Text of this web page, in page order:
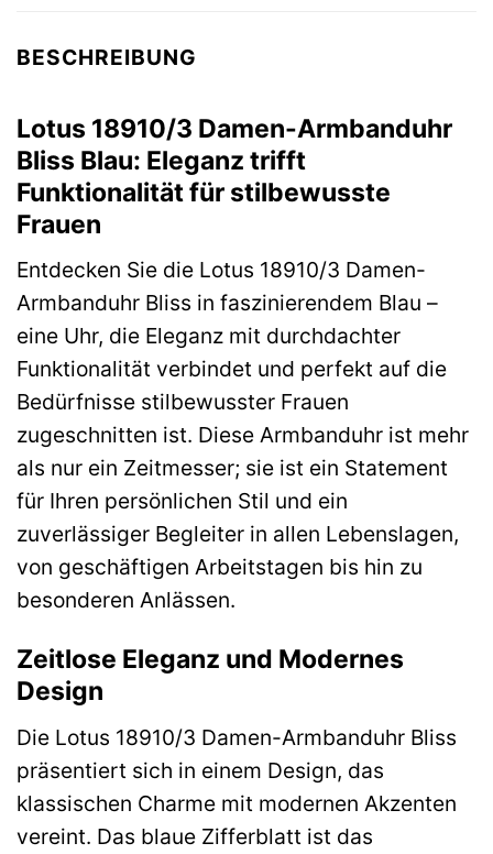
BESCHREIBUNG
Lotus 18910/3 Damen-Armbanduhr
Bliss Blau: Eleganz trifft
Funktionalität für stilbewusste
Frauen
Entdecken Sie die Lotus 18910/3 Damen-
Armbanduhr Bliss in faszinierendem Blau –
eine Uhr, die Eleganz mit durchdachter
Funktionalität verbindet und perfekt auf die
Bedürfnisse stilbewusster Frauen
zugeschnitten ist. Diese Armbanduhr ist mehr
als nur ein Zeitmesser; sie ist ein Statement
für Ihren persönlichen Stil und ein
zuverlässiger Begleiter in allen Lebenslagen,
von geschäftigen Arbeitstagen bis hin zu
besonderen Anlässen.
Zeitlose Eleganz und Modernes
Design
Die Lotus 18910/3 Damen-Armbanduhr Bliss
präsentiert sich in einem Design, das
klassischen Charme mit modernen Akzenten
vereint. Das blaue Zifferblatt ist das